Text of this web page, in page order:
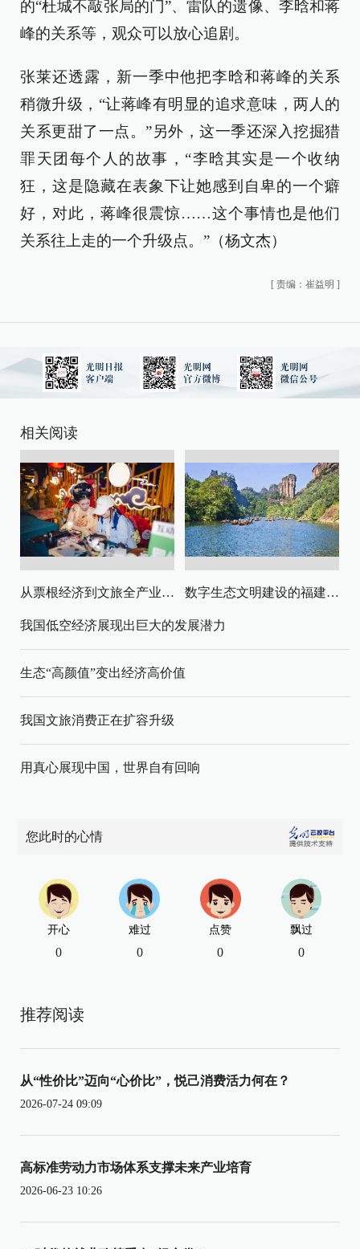
的“杜城不敲张局的门”、雷队的遗像、李晗和蒋
峰的关系等，观众可以放心追剧。
张莱还透露，新一季中他把李晗和蒋峰的关系
稍微升级，“让蒋峰有明显的追求意味，两人的
关系更甜了一点。”另外，这一季还深入挖掘猎
罪天团每个人的故事，“李晗其实是一个收纳
狂，这是隐藏在表象下让她感到自卑的一个癖
好，对此，蒋峰很震惊……这个事情也是他们
关系往上走的一个升级点。”（杨文杰）
[ 责编：崔益明 ]
相关阅读
从票根经济到文旅全产业链升级 数字生态文明建设的福建路径与启示
我国低空经济展现出巨大的发展潜力
生态“高颜值”变出经济高价值
我国文旅消费正在扩容升级
用真心展现中国，世界自有回响
您此时的心情
开心
0
难过
0
点赞
0
飘过
0
推荐阅读
从“性价比”迈向“心价比”，悦己消费活力何在？
2026-07-24 09:09
高标准劳动力市场体系支撑未来产业培育
2026-06-23 10:26